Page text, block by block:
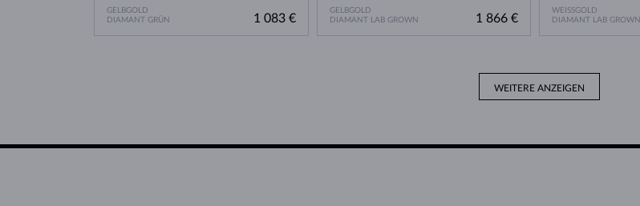
GELBGOLD
DIAMANT GRÜN
1 083 €
GELBGOLD
DIAMANT LAB GROWN
1 866 €
WEISSGOLD
DIAMANT LAB GROWN
WEITERE ANZEIGEN